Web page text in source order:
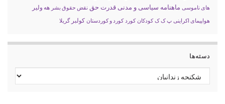
های ناموسی ماهنامه سیاسی و مدنی قدرت حق نقض حقوق بشر هه ولیر
هواپیمای اکراینی پ ک ک کودکان کورد کورد و کوردستان کولبر گریلا
دسته‌ها
دسته‌ها